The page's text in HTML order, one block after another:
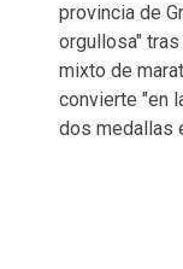
provincia de
orgullosa"
mixto de
convierte "en
dos medallas